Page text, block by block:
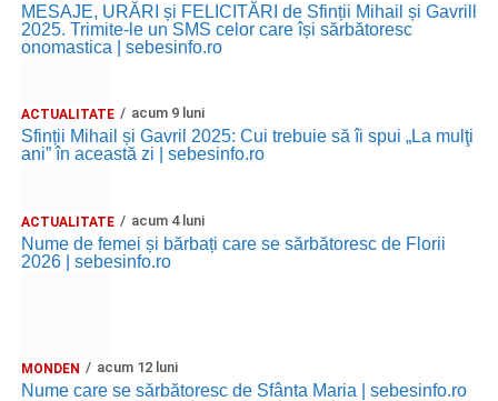
MESAJE, URĂRI și FELICITĂRI de Sfinții Mihail și Gavrill
2025. Trimite-le un SMS celor care își sărbătoresc
onomastica | sebesinfo.ro
ACTUALITATE acum 9 luni
Sfinții Mihail și Gavril 2025: Cui trebuie să îi spui „La mulţi
ani” în această zi | sebesinfo.ro
ACTUALITATE acum 4 luni
Nume de femei și bărbați care se sărbătoresc de Florii
2026 | sebesinfo.ro
MONDEN acum 12 luni
Nume care se sărbătoresc de Sfânta Maria | sebesinfo.ro